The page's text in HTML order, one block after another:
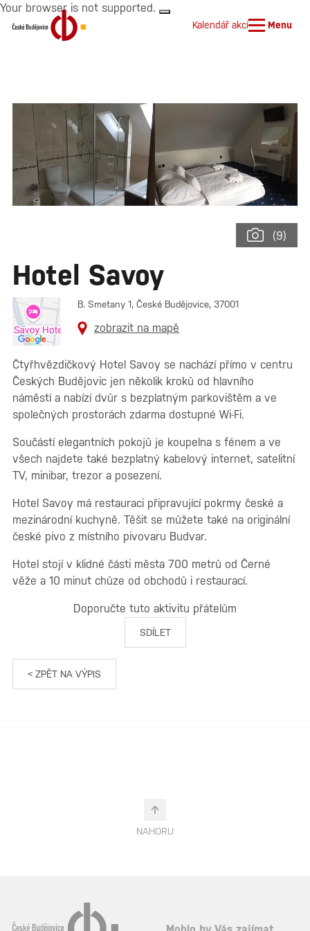
Your browser is not supported.
Kalendář akcí Menu
(9)
Hotel Savoy
B. Smetany 1, České Budějovice, 37001
zobrazit na mapě
Čtyřhvězdičkový Hotel Savoy se nachází přímo v centru
Českých Budějovic jen několik kroků od hlavního
náměstí a nabízí dvůr s bezplatným parkovištěm a ve
společných prostorách zdarma dostupné Wi-Fi.
Součástí elegantních pokojů je koupelna s fénem a ve
všech najdete také bezplatný kabelový internet, satelitní
TV, minibar, trezor a posezení.
Hotel Savoy má restauraci připravující pokrmy české a
mezinárodní kuchyně. Těšit se můžete také na originální
české pivo z místního pivovaru Budvar.
Hotel stojí v klidné části města 700 metrů od Černé
věže a 10 minut chůze od obchodů i restaurací.
Doporučte tuto aktivitu přátelům
SDÍLET
< ZPĚT NA VÝPIS
NAHORU